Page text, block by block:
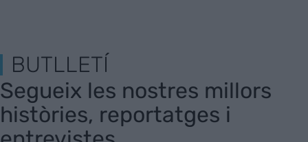
BUTLLETÍ
Segueix les nostres millors
històries, reportatges i